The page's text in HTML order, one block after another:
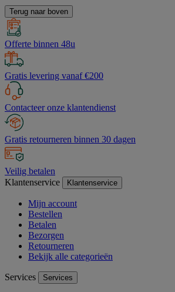
Terug naar boven
Offerte binnen 48u
Gratis levering vanaf €200
Contacteer onze klantendienst
Gratis retourneren binnen 30 dagen
Veilig betalen
Klantenservice
Klantenservice
Mijn account
Bestellen
Betalen
Bezorgen
Retourneren
Bekijk alle categorieën
Services Services